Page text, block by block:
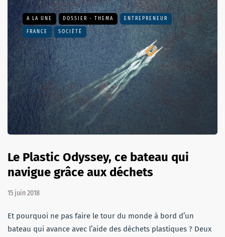
A LA UNE DOSSIER - THEMA ENTREPRENEUR
FRANCE SOCIÉTÉ
Le Plastic Odyssey, ce bateau qui
navigue grâce aux déchets
15 juin 2018
Et pourquoi ne pas faire le tour du monde à bord d’un
bateau qui avance avec l’aide des déchets plastiques ? Deux